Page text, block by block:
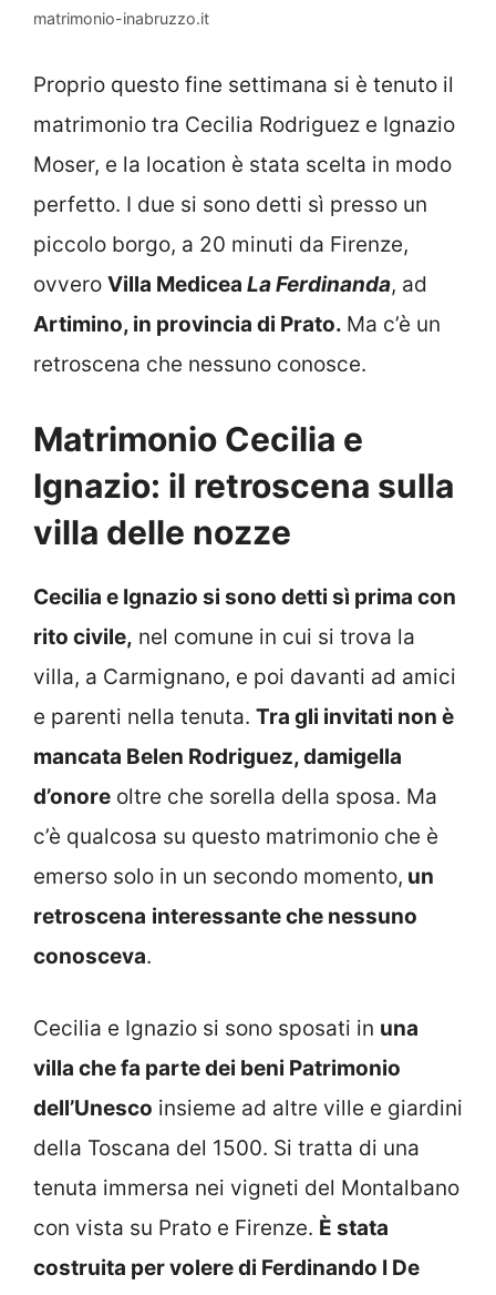
matrimonio-inabruzzo.it
Proprio questo fine settimana si è tenuto il
matrimonio tra Cecilia Rodriguez e Ignazio
Moser, e la location è stata scelta in modo
perfetto. I due si sono detti sì presso un
piccolo borgo, a 20 minuti da Firenze,
ovvero Villa Medicea La Ferdinanda, ad
Artimino, in provincia di Prato. Ma c’è un
retroscena che nessuno conosce.
Matrimonio Cecilia e
Ignazio: il retroscena sulla
villa delle nozze
Cecilia e Ignazio si sono detti sì prima con
rito civile, nel comune in cui si trova la
villa, a Carmignano, e poi davanti ad amici
e parenti nella tenuta. Tra gli invitati non è
mancata Belen Rodriguez, damigella
d’onore oltre che sorella della sposa. Ma
c’è qualcosa su questo matrimonio che è
emerso solo in un secondo momento, un
retroscena interessante che nessuno
conosceva.
Cecilia e Ignazio si sono sposati in una
villa che fa parte dei beni Patrimonio
dell’Unesco insieme ad altre ville e giardini
della Toscana del 1500. Si tratta di una
tenuta immersa nei vigneti del Montalbano
con vista su Prato e Firenze. È stata
costruita per volere di Ferdinando I De